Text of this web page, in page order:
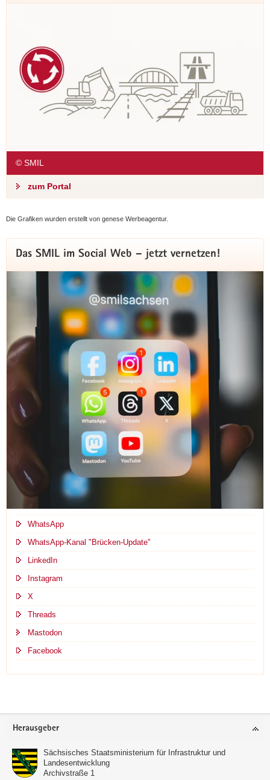
© SMIL
zum Portal
Die Grafiken wurden erstellt von genese Werbeagentur.
Information
Das SMIL im Social Web – jetzt vernetzen!
WhatsApp
WhatsApp-Kanal "Brücken-Update"
LinkedIn
Instagram
X
Threads
Mastodon
Facebook
Footer-
Herausgeber
Sächsisches Staatsministerium für Infrastruktur und
Landesentwicklung
Archivstraße 1